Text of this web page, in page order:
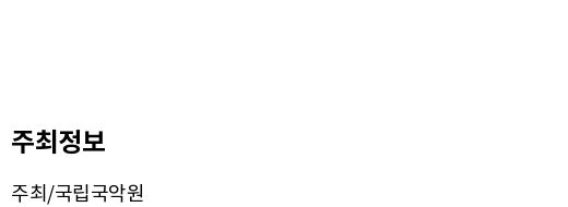
주최정보
주최/국립국악원